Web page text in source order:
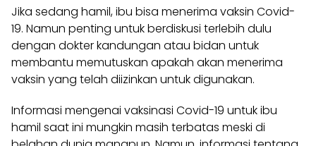
Jika sedang hamil, ibu bisa menerima vaksin Covid-
19. Namun penting untuk berdiskusi terlebih dulu
dengan dokter kandungan atau bidan untuk
membantu memutuskan apakah akan menerima
vaksin yang telah diizinkan untuk digunakan.
Informasi mengenai vaksinasi Covid-19 untuk ibu
hamil saat ini mungkin masih terbatas meski di